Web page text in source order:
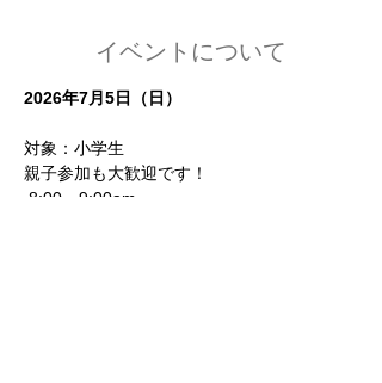
イベントについて
2026年7月5日（日）
対象：小学生
親子参加も大歓迎です！
8:00～9:00am